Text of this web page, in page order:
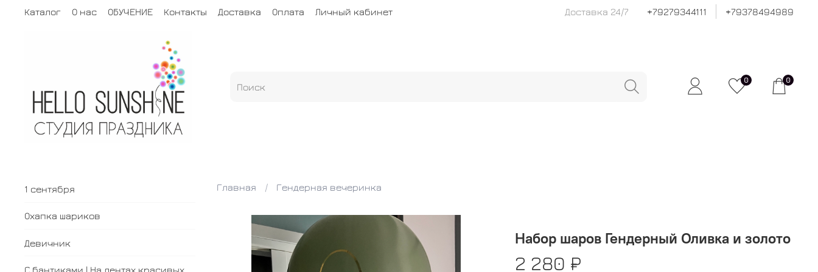
Каталог О нас ОБУЧЕНИЕ Контакты Доставка Оплата Личный кабинет Доставка 24/7 +79279344111 +79378494989
0 0
Главная Гендерная вечеринка
Набор шаров Гендерный Оливка и золото
2 280 ₽
1 сентября
Охапка шариков
Девичник
С бантиками | На лентах красивых